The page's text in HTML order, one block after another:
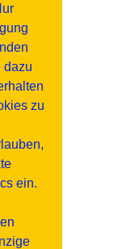
dazu
zu
ein.